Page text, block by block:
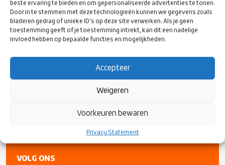
beste ervaring te bieden en om gepersonaliseerde advertenties te tonen.
Door in te stemmen met deze technologieën kunnen we gegevens zoals
bladeren gedrag of unieke ID's op deze site verwerken. Als je geen
toestemming geeft of je toestemming intrekt, kan dit een nadelige
invloed hebben op bepaalde functies en mogelijkheden.
Accepteer
Weigeren
Voorkeuren bewaren
Privacy Statement
In the afternoon and evening on the hospitality court
performances by Dj’s to relax or dance.
End of all matches and awarding prizes winners.
Closing the weekend with music and drinks,
VOLG ONS